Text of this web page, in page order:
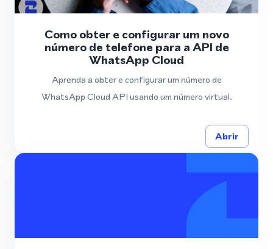
Como obter e configurar um novo
número de telefone para a API de
WhatsApp Cloud
Aprenda a obter e configurar um número de
WhatsApp Cloud API usando um número virtual.
Abrir